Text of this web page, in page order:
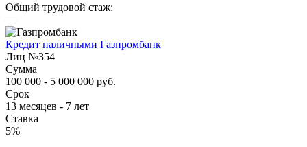
Общий трудовой стаж:
—
Кредит наличными Газпромбанк
Лиц №354
Сумма
100 000 - 5 000 000 руб.
Срок
13 месяцев - 7 лет
Ставка
5%